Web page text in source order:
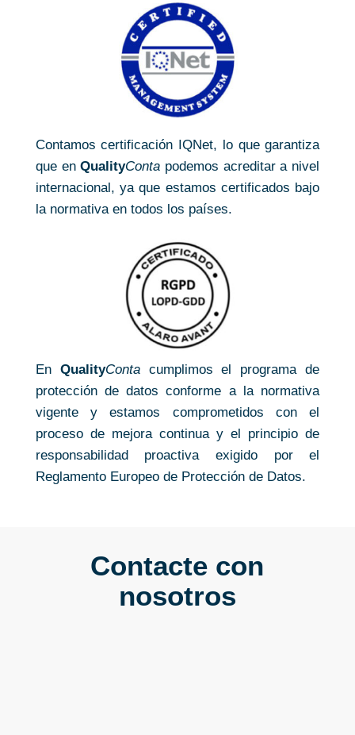
Contamos certificación IQNet, lo que garantiza
que enQualityConta podemos acreditar a nivel
internacional, ya que estamos certificados bajo
la normativa en todos los países.
En QualityContacumplimos el programa de
protección de datos conforme a la normativa
vigente y estamos comprometidos con el
proceso de mejora continua y el principio de
responsabilidad proactiva exigido por el
Reglamento Europeo de Protección de Datos.
Contacte con
nosotros